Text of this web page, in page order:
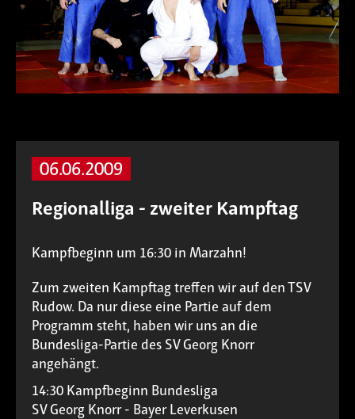
06.06.2009
Regionalliga - zweiter Kampftag
Kampfbeginn um 16:30 in Marzahn!
Zum zweiten Kampftag treffen wir auf den TSV
Rudow. Da nur diese eine Partie auf dem
Programm steht, haben wir uns an die
Bundesliga-Partie des SV Georg Knorr
angehängt.
14:30 Kampfbeginn Bundesliga
SV Georg Knorr - Bayer Leverkusen